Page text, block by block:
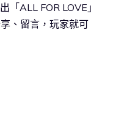
「ALL FOR LOVE」
、留言，玩家就可